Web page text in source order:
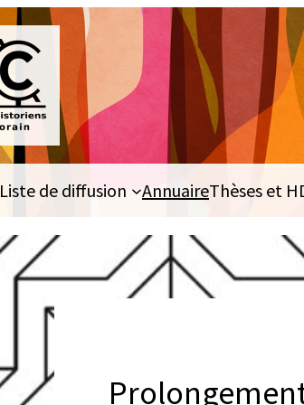
Liste de diffusion AnnuaireThèses et